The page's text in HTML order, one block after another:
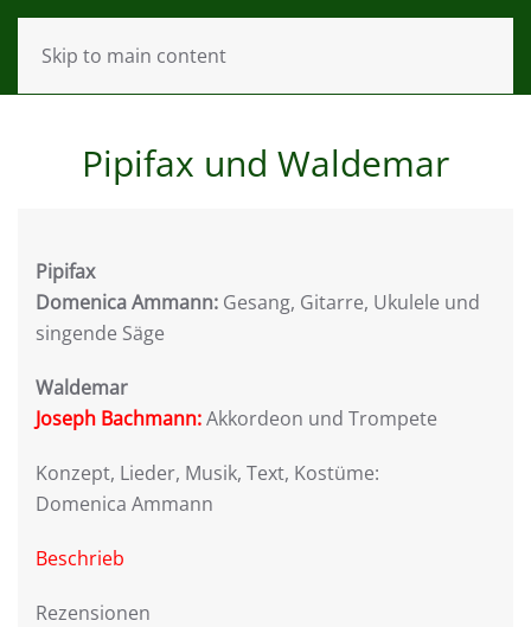
Skip to main content
DOMENICA AMMANN | MUSIK-CLOWN-MÄRCHEN-THEATER
Pipifax und Waldemar
Pipifax
Domenica Ammann: Gesang, Gitarre, Ukulele und
singende Säge
Waldemar
Joseph Bachmann:Akkordeon und Trompete
Konzept, Lieder, Musik, Text, Kostüme:
Domenica Ammann
Beschrieb
Rezensionen